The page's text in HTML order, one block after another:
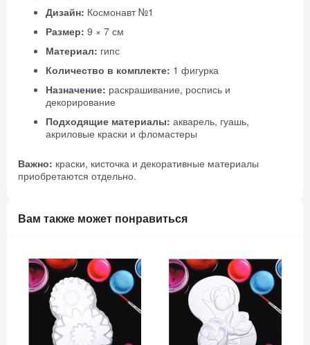
Дизайн: Космонавт №1
Размер: 9 × 7 см
Материал: гипс
Количество в комплекте: 1 фигурка
Назначение: раскрашивание, роспись и
декорирование
Подходящие материалы: акварель, гуашь,
акриловые краски и фломастеры
Важно: краски, кисточка и декоративные материалы
приобретаются отдельно.
Вам также может понравиться